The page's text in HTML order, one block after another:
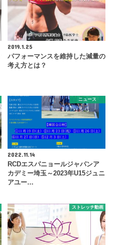
2019.1.25
パフォーマンスを維持した減量の
考え方とは？
ニュース
2022.11.14
RCDエスパニョールジャパンア
カデミー埼玉～2023年U15ジュニ
アユー…
ストレッチ動画